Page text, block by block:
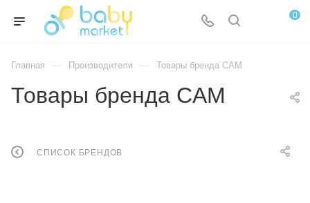
0
Главная — Производители — Товары бренда CAM
Товары бренда CAM
СПИСОК БРЕНДОВ